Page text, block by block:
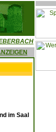
im Saal